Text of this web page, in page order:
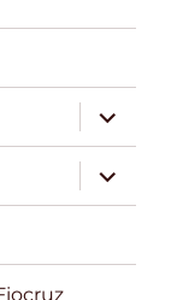
expandir
expandir